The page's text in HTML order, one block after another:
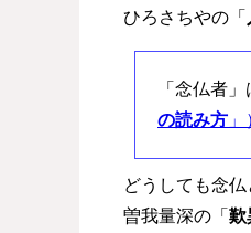
ひろさちやの「
「念仏者
の読み方 」
どうしても念仏
曽我量深の「 歎